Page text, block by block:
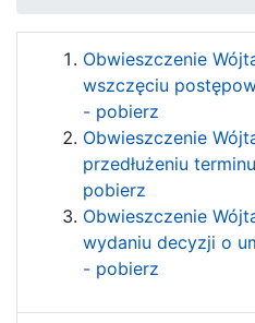
Obwieszczenie
wszczęciu
- pobierz
Obwieszczenie
przedłużeniu
pobierz
Obwieszczenie
wydaniu decyzji o
- pobierz